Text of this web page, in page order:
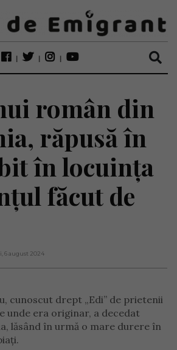
român din
răpusă în
în locuința
făcut de
6 august 2024
cunoscut drept „Edi” de prietenii
unde era originar, a decedat
lăsând în urmă o mare durere în